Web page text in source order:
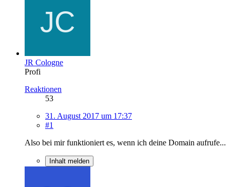
JR Cologne
Profi
Reaktionen
53
31. August 2017 um 17:37
#1
Also bei mir funktioniert es, wenn ich deine Domain aufrufe...
Inhalt melden